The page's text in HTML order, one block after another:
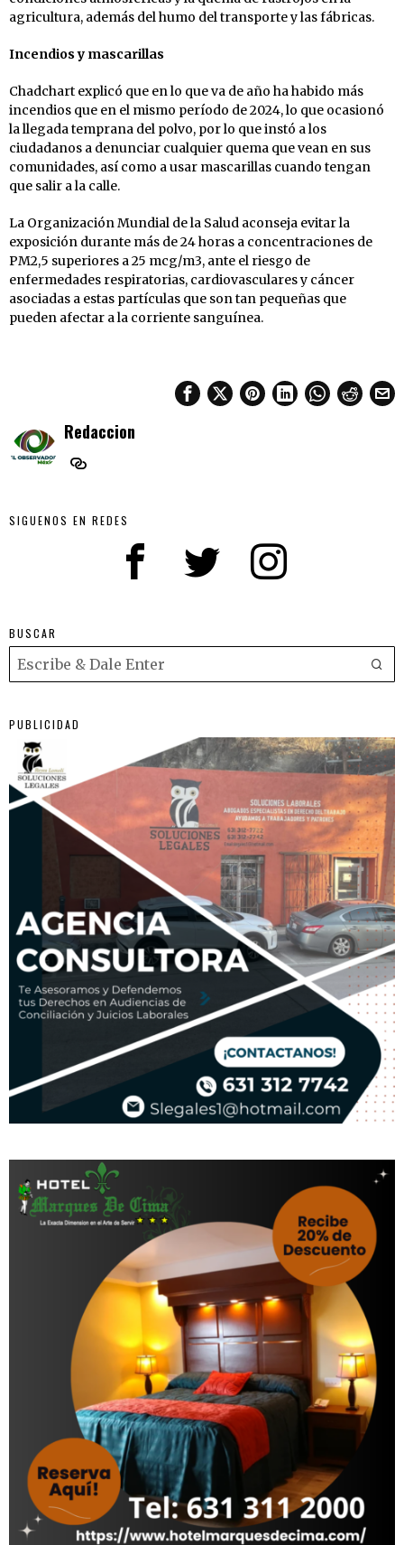
agricultura, además del humo del transporte y las fábricas.
Incendios y mascarillas
Chadchart explicó que en lo que va de año ha habido más
incendios que en el mismo período de 2024, lo que ocasionó
la llegada temprana del polvo, por lo que instó a los
ciudadanos a denunciar cualquier quema que vean en sus
comunidades, así como a usar mascarillas cuando tengan
que salir a la calle.
La Organización Mundial de la Salud aconseja evitar la
exposición durante más de 24 horas a concentraciones de
PM2,5 superiores a 25 mcg/m3, ante el riesgo de
enfermedades respiratorias, cardiovasculares y cáncer
asociadas a estas partículas que son tan pequeñas que
pueden afectar a la corriente sanguínea.
Redaccion
SIGUENOS EN REDES
BUSCAR
PUBLICIDAD